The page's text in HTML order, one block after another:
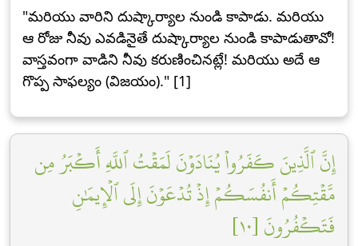
"మరియు వారిని దుష్కార్యాల నుండి కాపాడు. మరియు
ఆ రోజు నీవు ఎవడినైతే దుష్కార్యాల నుండి కాపాడుతావో!
వాస్తవంగా వాడిని నీవు కరుణించినట్లే! మరియు అదే ఆ
గొప్ప సాఫల్యం (విజయం)." [1]
إِنَّ ٱلَّذِينَ كَفَرُواْ يُنَادَوۡنَ لَمَقۡتُ ٱللَّهِ أَكۡبَرُ مِن
مَّقۡتِكُمۡ أَنفُسَكُمۡ إِذۡ تُدۡعَوۡنَ إِلَى ٱلۡإِيمَٰنِ
فَتَكۡفُرُونَ [١٠]